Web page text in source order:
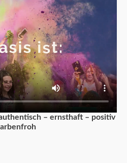
– ernsthaft – positiv